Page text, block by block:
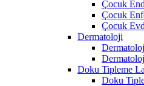
Çocuk
Çocuk
Çocuk
Dermatoloji
Doku Tipleme
Doku